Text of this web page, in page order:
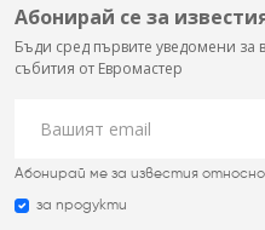
Абонирай се за
Бъди сред първите уведомени
събития от Евромастер
Абонирай ме за известия
за продукти